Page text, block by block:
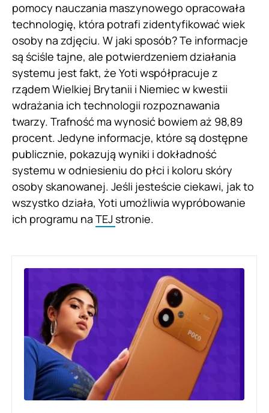
pomocy nauczania maszynowego opracowała
technologię, która potrafi zidentyfikować wiek
osoby na zdjęciu. W jaki sposób? Te informacje
są ściśle tajne, ale potwierdzeniem działania
systemu jest fakt, że Yoti współpracuje z
rządem Wielkiej Brytanii i Niemiec w kwestii
wdrażania ich technologii rozpoznawania
twarzy. Trafność ma wynosić bowiem aż 98,89
procent. Jedyne informacje, które są dostępne
publicznie, pokazują wyniki i dokładność
systemu w odniesieniu do płci i koloru skóry
osoby skanowanej. Jeśli jesteście ciekawi, jak to
wszystko działa, Yoti umożliwia wypróbowanie
ich programu na TEJ stronie.